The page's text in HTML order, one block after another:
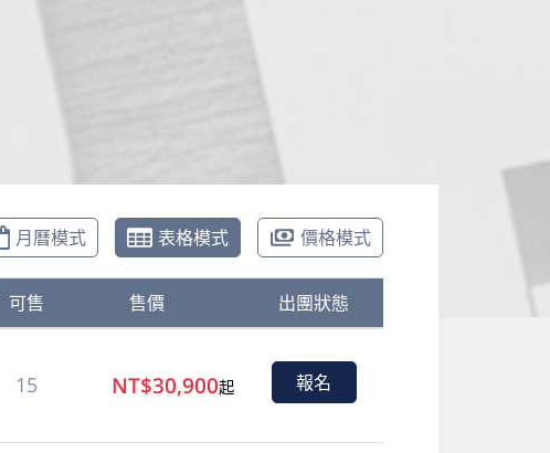
月曆模式 表格模式 價格模式
可售 售價 出團狀態
15 NT$30,900起 報名